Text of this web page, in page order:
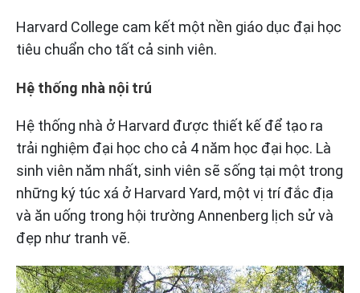
Harvard College cam kết một nền giáo dục đại học
tiêu chuẩn cho tất cả sinh viên.
Hệ thống nhà nội trú
Hệ thống nhà ở Harvard được thiết kế để tạo ra
trải nghiệm đại học cho cả 4 năm học đại học. Là
sinh viên năm nhất, sinh viên sẽ sống tại một trong
những ký túc xá ở Harvard Yard, một vị trí đắc địa
và ăn uống trong hội trường Annenberg lịch sử và
đẹp như tranh vẽ.